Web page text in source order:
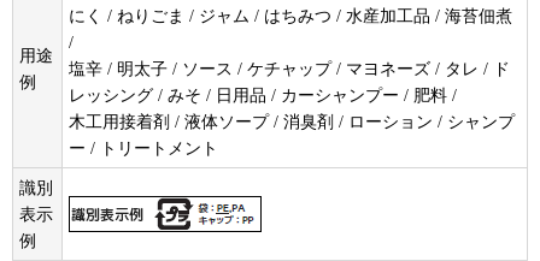
用途
例
にく / ねりごま / ジャム / はちみつ / 水産加工品 / 海苔佃煮
/
塩辛 / 明太子 / ソース / ケチャップ / マヨネーズ / タレ / ド
レッシング / みそ / 日用品 / カーシャンプー / 肥料 /
木工用接着剤 / 液体ソープ / 消臭剤 / ローション / シャンプ
ー / トリートメント
識別
表示
例